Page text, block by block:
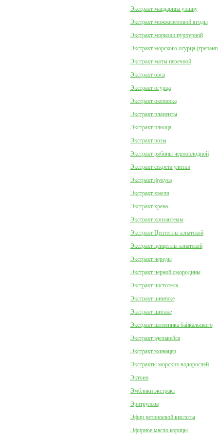
Экстракт мандарина уншиу
Экстракт можжевеловой ягоды
Экстракт моркови пурпурной
Экстракт морского огурца
Экстракт мяты перечной
Экстракт овса
Экстракт огурца
Экстракт окопника
Экстракт плаценты
Экстракт плюща
Экстракт розы
Экстракт рябины черноплодной
Экстракт секрета улитки
Экстракт фукуса
Экстракт хмеля
Экстракт хрена
Экстракт хризантемы
Экстракт Центеллы азиатской
Экстракт ценцеллы азиатской
Экстракт череды
Экстракт черной смородины
Экстракт чистотела
Экстракт шиитаке
Экстракт шитаке
Экстракт шлемника байкальского
Экстракт эдельвейса
Экстракт эхинацеи
Экстракты морских водорослей
Эктоин
Эмблики экстракт
Эритрулоза
Эфир ретиноевой кислоты
Эфирное масло корицы